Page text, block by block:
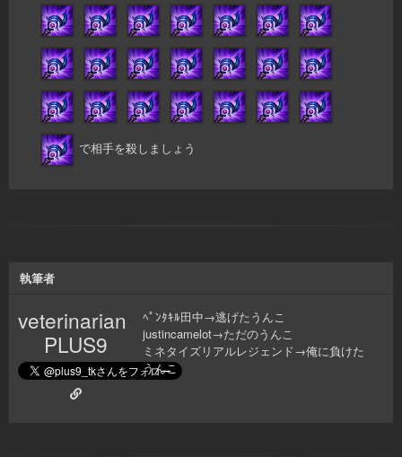
で相手を殺しましょう
執筆者
veterinarian
PLUS9
ﾍﾟﾝﾀｷﾙ田中→逃げたうんこ
justincamelot→ただのうんこ
ミネタイズリアルレジェンド→俺に負けた
うんこ